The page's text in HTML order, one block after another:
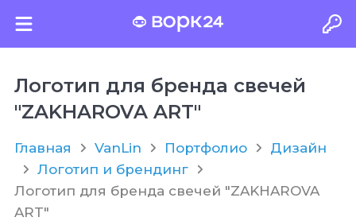
Логотип для бренда свечей
"ZAKHAROVA ART"
Главная VanLin Портфолио
Дизайн
Логотип и брендинг
Логотип для бренда свечей "ZAKHAROVA
ART"